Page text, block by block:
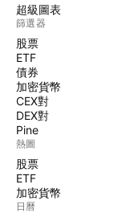
超級圖表
篩選器
股票
ETF
債券
加密貨幣
CEX對
DEX對
Pine
熱圖
股票
ETF
加密貨幣
日曆